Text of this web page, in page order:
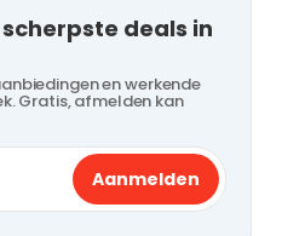
deals in
en werkende
Gratis, afmelden kan
Aanmelden